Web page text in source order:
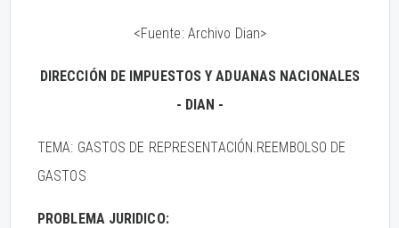
<Fuente: Archivo Dian>
DIRECCIÓN DE IMPUESTOS Y ADUANAS NACIONALES
- DIAN -
TEMA: GASTOS DE REPRESENTACIÓN.REEMBOLSO DE
GASTOS
PROBLEMA JURIDICO: